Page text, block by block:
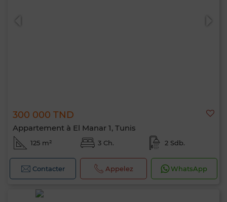
300 000 TND
Appartement à El Manar 1, Tunis
125 m² 3 Ch. 2 Sdb.
Contacter Appelez WhatsApp